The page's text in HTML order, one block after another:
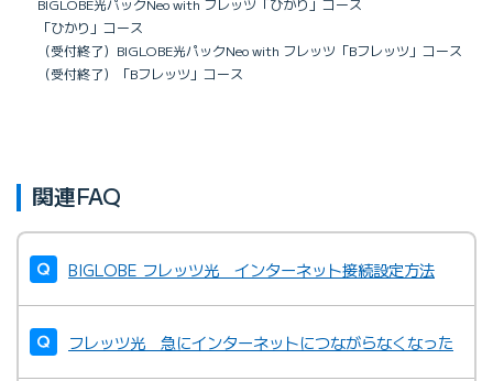
BIGLOBE光パックNeo with フレッツ「ひかり」コース
「ひかり」コース
（受付終了）BIGLOBE光パックNeo with フレッツ「Bフレッツ」コース
（受付終了）「Bフレッツ」コース
関連FAQ
BIGLOBE フレッツ光 インターネット接続設定方法
フレッツ光 急にインターネットにつながらなくなった